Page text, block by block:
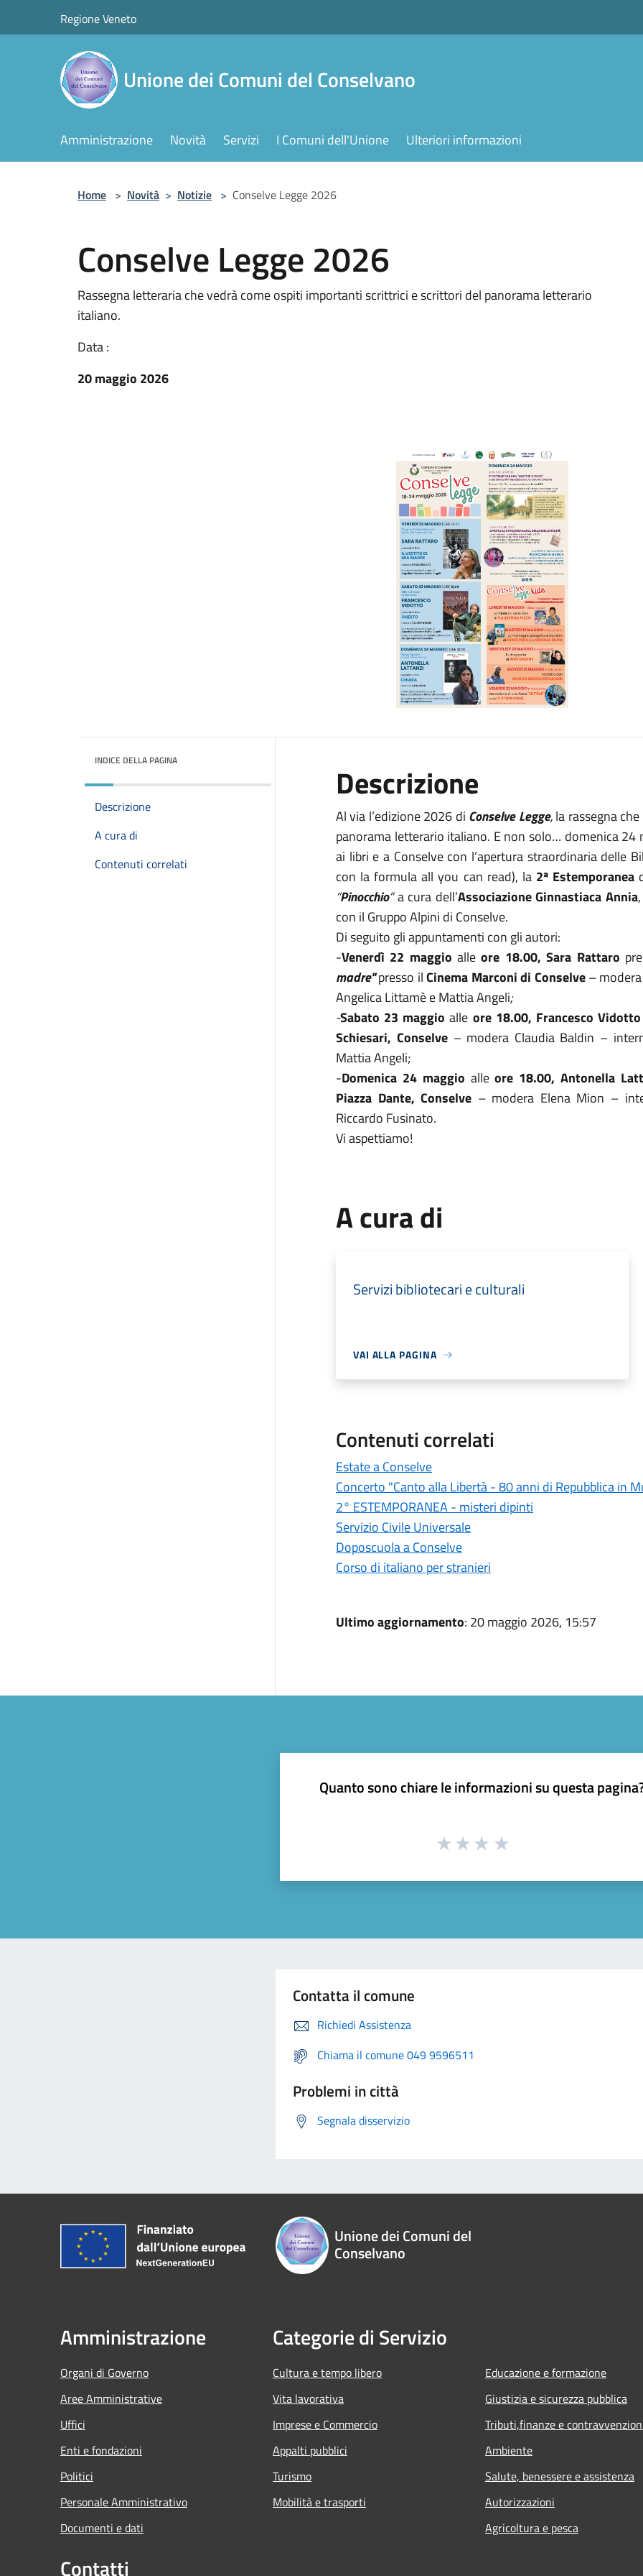
Regione Veneto
Unione dei Comuni del Conselvano
Amministrazione Novità Servizi I Comuni dell'Unione Ulteriori informazioni
Home > Novità > Notizie > Conselve Legge 2026
Conselve Legge 2026
Rassegna letteraria che vedrà come ospiti importanti scrittrici e scrittori del panorama letterario
italiano.
Data :
20 maggio 2026
INDICE DELLA PAGINA
Descrizione
A cura di
Contenuti correlati
Descrizione
Al via l’edizione 2026 di Conselve Legge,la rassegna
panorama letterario italiano. E non solo… domenica
ai libri e a Conselve con l’apertura straordinaria delle
con la formula all you can read), la2ª Estemporanea
“Pinocchio”a cura dell’Associazione Ginnastiaca Annia
con il Gruppo Alpini di Conselve.
Di seguito gli appuntamenti con gli autori:
-Venerdì 22 maggioalle ore 18.00, Sara Rattaro
madre"presso ilCinema Marconi di Conselve–
Angelica Littamè e Mattia Angeli;
-Sabato 23 maggioalle ore 18.00, Francesco Vidotto
Schiesari, Conselve – modera Claudia Baldin –
Mattia Angeli;
-Domenica 24 maggio alleore 18.00, Antonella
Piazza Dante, Conselve – modera Elena Mion –
Riccardo Fusinato.
Vi aspettiamo!
A cura di
Servizi bibliotecari e culturali
VAI ALLA PAGINA
Contenuti correlati
Estate a Conselve
Concerto "Canto alla Libertà - 80 anni di Repubblica in
2° ESTEMPORANEA - misteri dipinti
Servizio Civile Universale
Doposcuola a Conselve
Corso di italiano per stranieri
Ultimo aggiornamento: 20 maggio 2026, 15:57
Quanto sono chiare le informazioni su questa
Contatta il comune
Richiedi Assistenza
Chiama il comune 049 9596511
Problemi in città
Segnala disservizio
Unione dei Comuni del
Conselvano
Amministrazione
Organi di Governo
Aree Amministrative
Uffici
Enti e fondazioni
Politici
Personale Amministrativo
Documenti e dati
Categorie di Servizio
Cultura e tempo libero
Vita lavorativa
Imprese e Commercio
Appalti pubblici
Turismo
Mobilità e trasporti
Educazione e formazione
Giustizia e sicurezza pubblica
Tributi,finanze e
Ambiente
Salute, benessere e assistenza
Autorizzazioni
Agricoltura e pesca
Contatti